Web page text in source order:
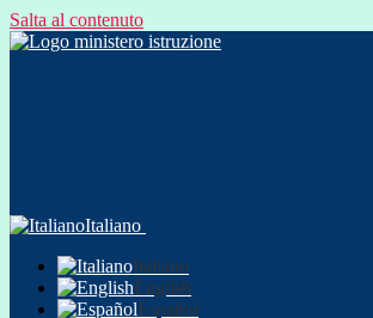
Salta al contenuto
Italiano
Italiano
English
Español